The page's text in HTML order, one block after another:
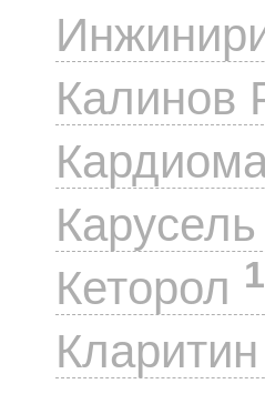
Калинов
Карусель
Кеторол 1
Кларитин